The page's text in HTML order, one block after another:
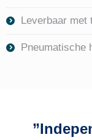
Leverbaar met
Pneumatische